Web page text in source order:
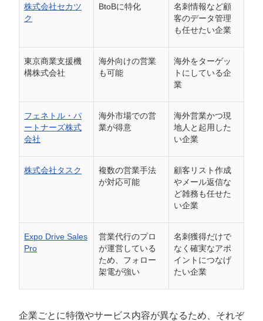
株式会社セカツ
ク
BtoBに特化
名刺情報など顧
客のデータ管理
も任せたい企業
東京商業支援機
構株式会社
海外向けの営業
も可能
海外をターゲッ
トにしている企
業
フェネトル・パ
ートナーズ株式
会社
海外市場での営
業が得意
海外営業かつ現
地人と起用した
い企業
株式会社タスク
複数の営業手法
が対応可能
顧客リスト作成
やメール返信な
ど雑務も任せた
い企業
Expo Drive Sales
Pro
営業代行のプロ
が運営している
ため、フォロー
架電が強い
名刺獲得だけで
なく確実なアポ
イントにつなげ
たい企業
企業ごとに特徴やサービス内容が異なるため、それぞ